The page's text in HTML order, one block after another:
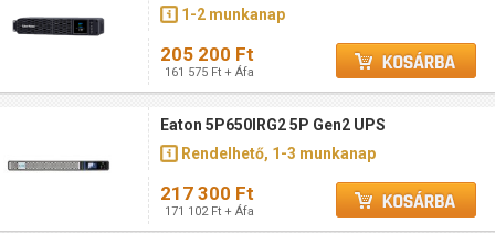
1-2 munkanap
205 200 Ft
161 575 Ft + Áfa
Eaton 5P650IRG2 5P Gen2 UPS
Rendelhető, 1-3 munkanap
217 300 Ft
171 102 Ft + Áfa